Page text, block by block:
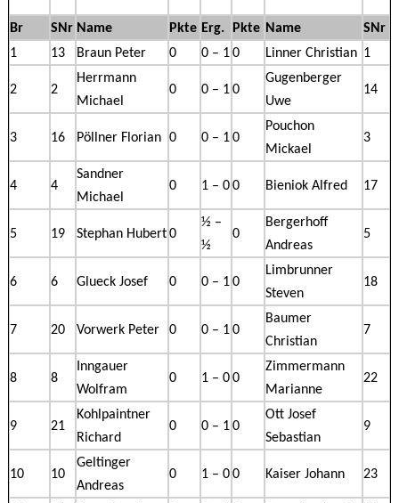
Br SNr Name Pkte Erg. Pkte Name
SNr
1
13 Braun Peter 0 0 – 10 Linner Christian 1
2 2
Herrmann
Michael
0 0 – 10
Gugenberger
Uwe
14
3 16 Pöllner Florian 0 0 – 10
Pouchon
Mickael
3
4 4
Sandner
Michael
0 1 – 00 Bieniok Alfred 17
5 19 Stephan Hubert0
½ –
½
0
Bergerhoff
Andreas
5
6 6 Glueck Josef 0 0 – 10
Limbrunner
Steven
18
7 20 Vorwerk Peter 0 0 – 10
Baumer
Christian
7
8 8
Inngauer
Wolfram
0 1 – 00
Zimmermann
Marianne
22
9 21
Kohlpaintner
Richard
0 0 – 10
Ott Josef
Sebastian
9
10 10
Geltinger
Andreas
0 1 – 00 Kaiser Johann 23